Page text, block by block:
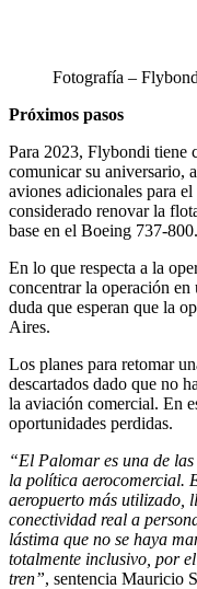
Fotografía –
Próximos pasos
Para 2023, Flybondi tiene
comunicar su aniversario,
aviones adicionales para
considerado renovar la
base en el Boeing 737-800.
En lo que respecta a la
concentrar la operación
duda que esperan que la
Aires.
Los planes para retomar
descartados dado que no
la aviación comercial. En
oportunidades perdidas.
“El Palomar es una de
la política aerocomercial.
aeropuerto más utilizado,
conectividad real a
lástima que no se haya
totalmente inclusivo, por
tren”, sentencia Mauricio